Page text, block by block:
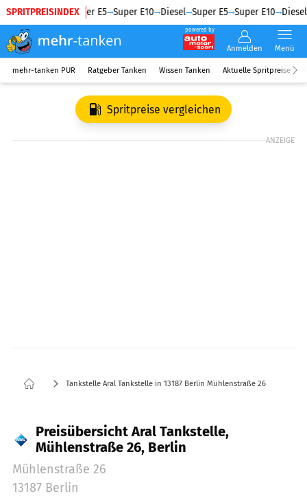
SPRITPREISINDEX
Diesel Super E5 Super E10 Diesel Super E5 Super E10 Diesel
powered by
Anmelden Menü
mehr-tanken PUR Ratgeber Tanken Wissen Tanken Aktuelle Spritpreise
Spritpreise vergleichen
ANZEIGE
Tankstelle Aral Tankstelle in 13187 Berlin Mühlenstraße 26
Preisübersicht Aral Tankstelle,
Mühlenstraße 26, Berlin
Mühlenstraße 26
13187 Berlin